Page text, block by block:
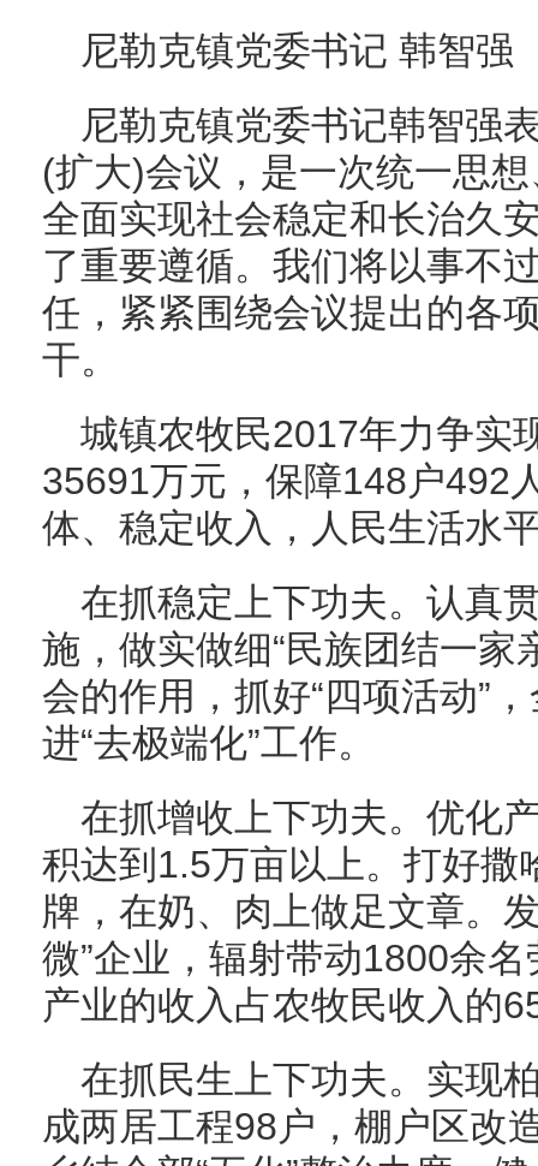
尼勒克镇党委书记 韩智强
尼勒克镇党委书记韩智强
(扩大)会议，是一次统一思
全面实现社会稳定和长治久
了重要遵循。我们将以事不
任，紧紧围绕会议提出的各
干。
城镇农牧民2017年力争实
35691万元，保障148户492
体、稳定收入，人民生活水
在抓稳定上下功夫。认真
施，做实做细“民族团结一家
会的作用，抓好“四项活动”
进“去极端化”工作。
在抓增收上下功夫。优化
积达到1.5万亩以上。打好撒
牌，在奶、肉上做足文章。
微”企业，辐射带动1800余
产业的收入占农牧民收入的
在抓民生上下功夫。实现
成两居工程98户，棚户区改